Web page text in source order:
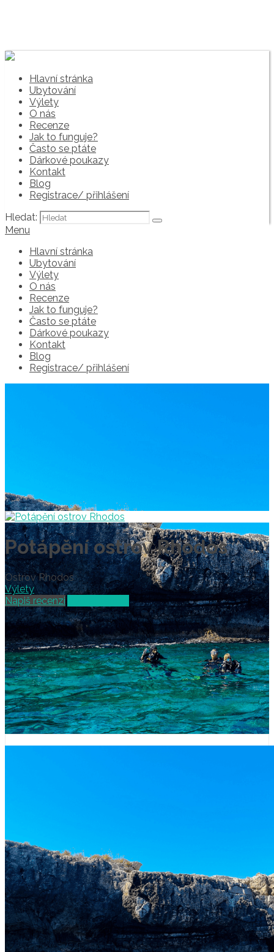
Hlavní stránka
Ubytování
Výlety
O nás
Recenze
Jak to funguje?
Často se ptáte
Dárkové poukazy
Kontakt
Blog
Registrace/ přihlášení
Hledat:
Menu
Hlavní stránka
Ubytování
Výlety
O nás
Recenze
Jak to funguje?
Často se ptáte
Dárkové poukazy
Kontakt
Blog
Registrace/ přihlášení
Potápění ostrov Rhodos
Ostrov Rhodos
Výlety
Napiš recenzi